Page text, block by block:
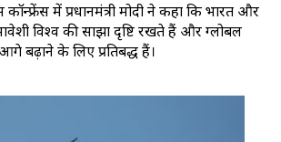
कॉन्फ्रेंस में प्रधानमंत्री मोदी ने कहा कि भारत और
विश्व की साझा दृष्टि रखते हैं और ग्लोबल
बढ़ाने के लिए प्रतिबद्ध हैं।